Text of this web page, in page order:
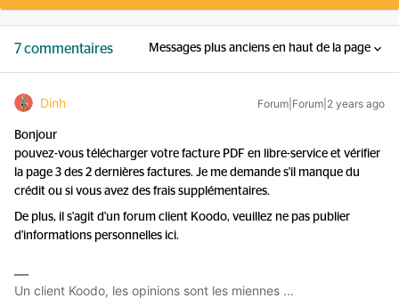
7 commentaires Messages plus anciens en haut de la page
Dinh Forum|Forum|2 years ago
Bonjour
pouvez-vous télécharger votre facture PDF en libre-service et vérifier
la page 3 des 2 dernières factures. Je me demande s'il manque du
crédit ou si vous avez des frais supplémentaires.
De plus, il s'agit d'un forum client Koodo, veuillez ne pas publier
d'informations personnelles ici.
Un client Koodo, les opinions sont les miennes ...